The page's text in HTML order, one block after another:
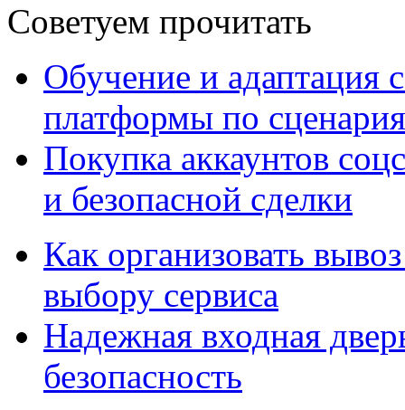
Советуем прочитать
Обучение и адаптация
платформы по
Покупка аккаунтов
и безопасной сделки
Как организовать
выбору сервиса
Надежная входная
безопасность